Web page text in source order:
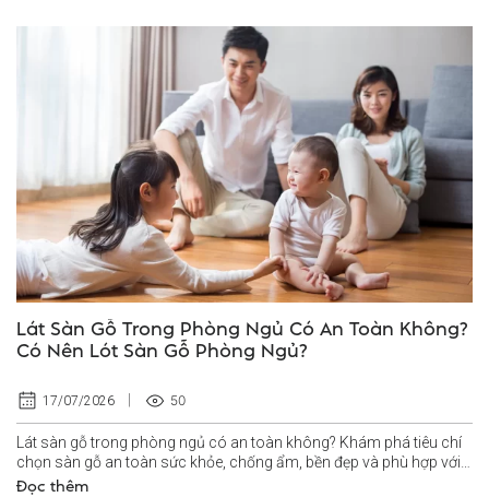
Lát Sàn Gỗ Trong Phòng Ngủ Có An Toàn Không?
Có Nên Lót Sàn Gỗ Phòng Ngủ?
17/07/2026 50
Lát sàn gỗ trong phòng ngủ có an toàn không? Khám phá tiêu chí
chọn sàn gỗ an toàn sức khỏe, chống ẩm, bền đẹp và phù hợp với
không...
Đọc thêm